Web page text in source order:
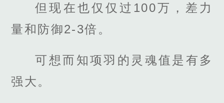
但现在也仅仅过100万，差力
量和防御2-3倍。
可想而知项羽的灵魂值是有多
强大。